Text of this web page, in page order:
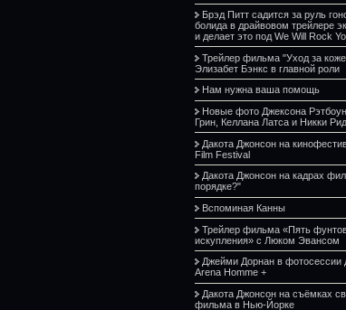
Брэд Питт садится за руль
болида в драйвовом трейлере
и делает это под We Will Rock
Трейлер фильма "Уход за
Элизабет Бэнкс в главной роли
Нам нужна ваша помощь
Новые фото Джексона
Грин, Келлана Латса и Никки Рид
Дакота Джонсон на
Film Festival
Дакота Джонсон на кадрах
порядке?"
Вспоминая Канны
Трейлер фильма «Пять
искупления» с Люком Эвансом
Джейми Дорнан в фотосессии
Arena Homme +
Дакота Джонсон на съёмках
фильма в Нью-Йорке